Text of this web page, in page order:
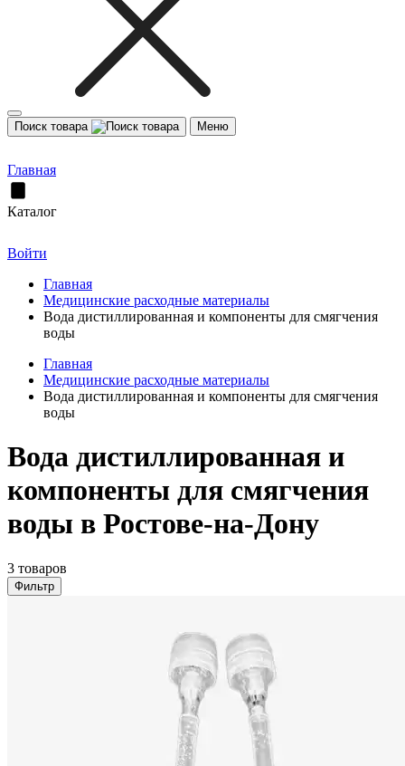
Поиск товара Меню
Главная
Каталог
Войти
Главная
Медицинские расходные материалы
Вода дистиллированная и компоненты для смягчения
воды
Главная
Медицинские расходные материалы
Вода дистиллированная и компоненты для смягчения
воды
Вода дистиллированная и
компоненты для смягчения
воды в Ростове-на-Дону
3 товаров
Фильтр